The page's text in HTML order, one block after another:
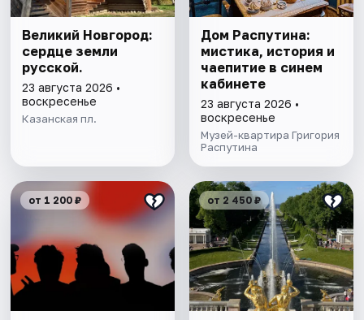
Великий Новгород:
сердце земли
русской.
23 августа 2026 •
воскресенье
Казанская пл.
Дом Распутина:
мистика, история и
чаепитие в синем
кабинете
23 августа 2026 •
воскресенье
Музей-квартира Григория
Распутина
от 1 200 ₽ от 2 450 ₽